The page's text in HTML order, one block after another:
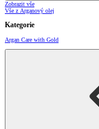
Zobrazit vše
Vše z Arganový olej
Kategorie
Argan Care with Gold